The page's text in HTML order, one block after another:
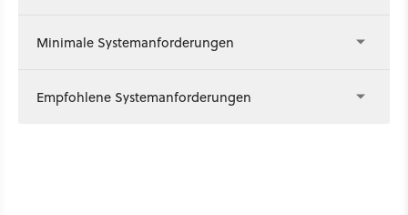
Minimale Systemanforderungen
Empfohlene Systemanforderungen